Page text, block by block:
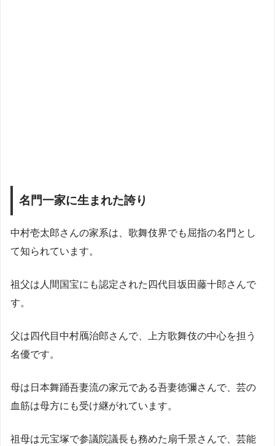
名門一家に生まれた誇り
中村壱太郎さんの家系は、歌舞伎界でも屈指の名門とし
て知られています。
祖父は人間国宝にも認定された四代目坂田藤十郎さんで
す。
父は四代目中村鴈治郎さんで、上方歌舞伎の中心を担う
名優です。
母は日本舞踊吾妻流の家元である吾妻徳彌さんで、芸の
血筋は母方にも受け継がれています。
祖母は元宝塚で参議院議長も務めた扇千景さんで、芸能